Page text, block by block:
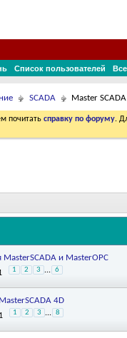
Список пользователей
SCADA Master
почитать справку по форуму.
и MasterOPC
1 2 3 ... 6
4D
1 2 3 ... 8